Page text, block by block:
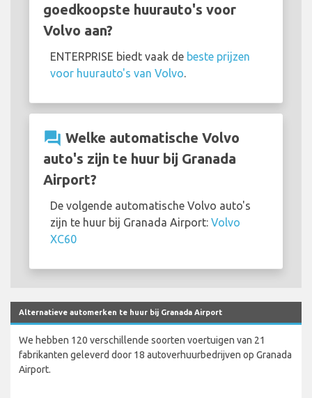
goedkoopste huurauto's voor
Volvo aan?
ENTERPRISE biedt vaak de beste prijzen
voor huurauto's van Volvo
question_answer Welke automatische Volvo
auto's zijn te huur bij Granada
Airport?
De volgende automatische Volvo auto's
zijn te huur bij Granada Airport: Volvo
XC60
Alternatieve automerken te huur bij Granada Airport
We hebben 120 verschillende soorten voertuigen van 21
fabrikanten geleverd door 18 autoverhuurbedrijven op Granada
Airport.